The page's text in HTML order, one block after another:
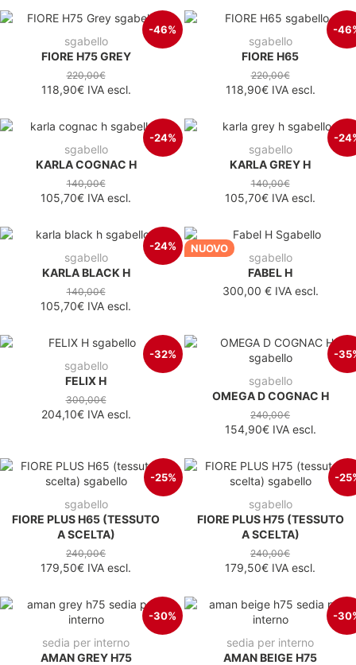
-46%
sgabello
FIORE H75 GREY
220,00€
118,90€IVA escl.
-
sgabello
FIORE H65
220,00€
118,90€IVA escl.
-24%
sgabello
KARLA COGNAC H
140,00€
105,70€ IVA escl.
-
sgabello
KARLA GREY H
140,00€
105,70€ IVA escl.
-24%
sgabello
KARLA BLACK H
140,00€
105,70€ IVA escl.
NUOVO
sgabello
FABEL H
300,00 €IVA escl.
-32%
sgabello
FELIX H
300,00€
204,10€IVA escl.
-
sgabello
OMEGA D COGNAC H
240,00€
154,90€IVA escl.
-25%
sgabello
FIORE PLUS H65 (TESSUTO
A SCELTA)
240,00€
179,50€ IVA escl.
-
sgabello
FIORE PLUS H75 (TESSUTO
A SCELTA)
240,00€
179,50€ IVA escl.
-30%
sedia per interno
AMAN GREY H75
-
sedia per interno
AMAN BEIGE H75